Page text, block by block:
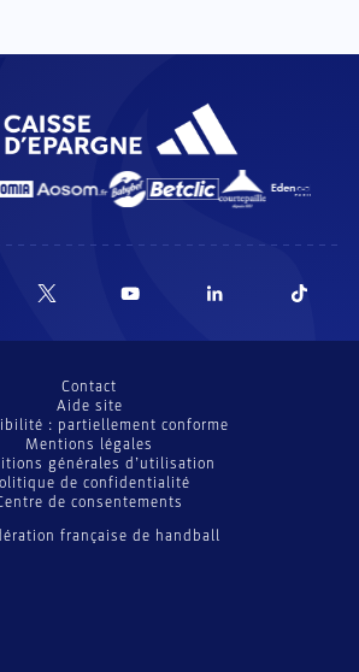
française de handball
Contact
Aide site
: partiellement conforme
Mentions légales
générales d’utilisation
de confidentialité
de consentements